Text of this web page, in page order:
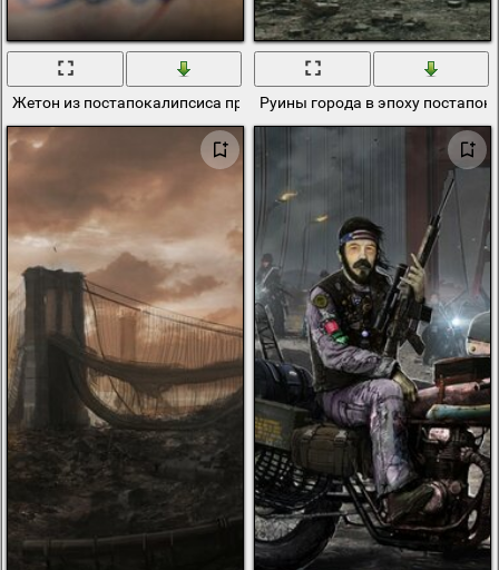
Жетон из постапокалипсиса пропуск в зону отчуждения
Руины города в эпоху